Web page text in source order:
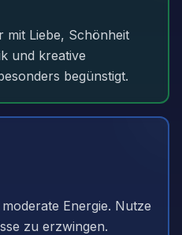
mit Liebe, Schönheit
und kreative
begünstigt.
Energie. Nutze
zu erzwingen.